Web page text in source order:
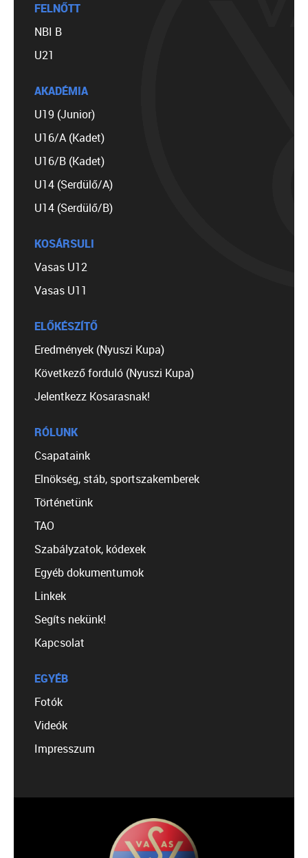
FELNŐTT
NBI B
U21
AKADÉMIA
U19 (Junior)
U16/A (Kadet)
U16/B (Kadet)
U14 (Serdülő/A)
U14 (Serdülő/B)
KOSÁRSULI
Vasas U12
Vasas U11
ELŐKÉSZÍTŐ
Eredmények (Nyuszi Kupa)
Következő forduló (Nyuszi Kupa)
Jelentkezz Kosarasnak!
RÓLUNK
Csapataink
Elnökség, stáb, sportszakemberek
Történetünk
TAO
Szabályzatok, kódexek
Egyéb dokumentumok
Linkek
Segíts nekünk!
Kapcsolat
EGYÉB
Fotók
Videók
Impresszum